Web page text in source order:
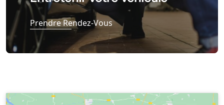
Prendre Rendez-Vous